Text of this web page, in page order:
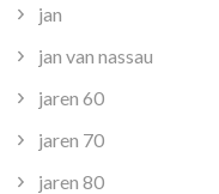
jan
jan van nassau
jaren 60
jaren 70
jaren 80